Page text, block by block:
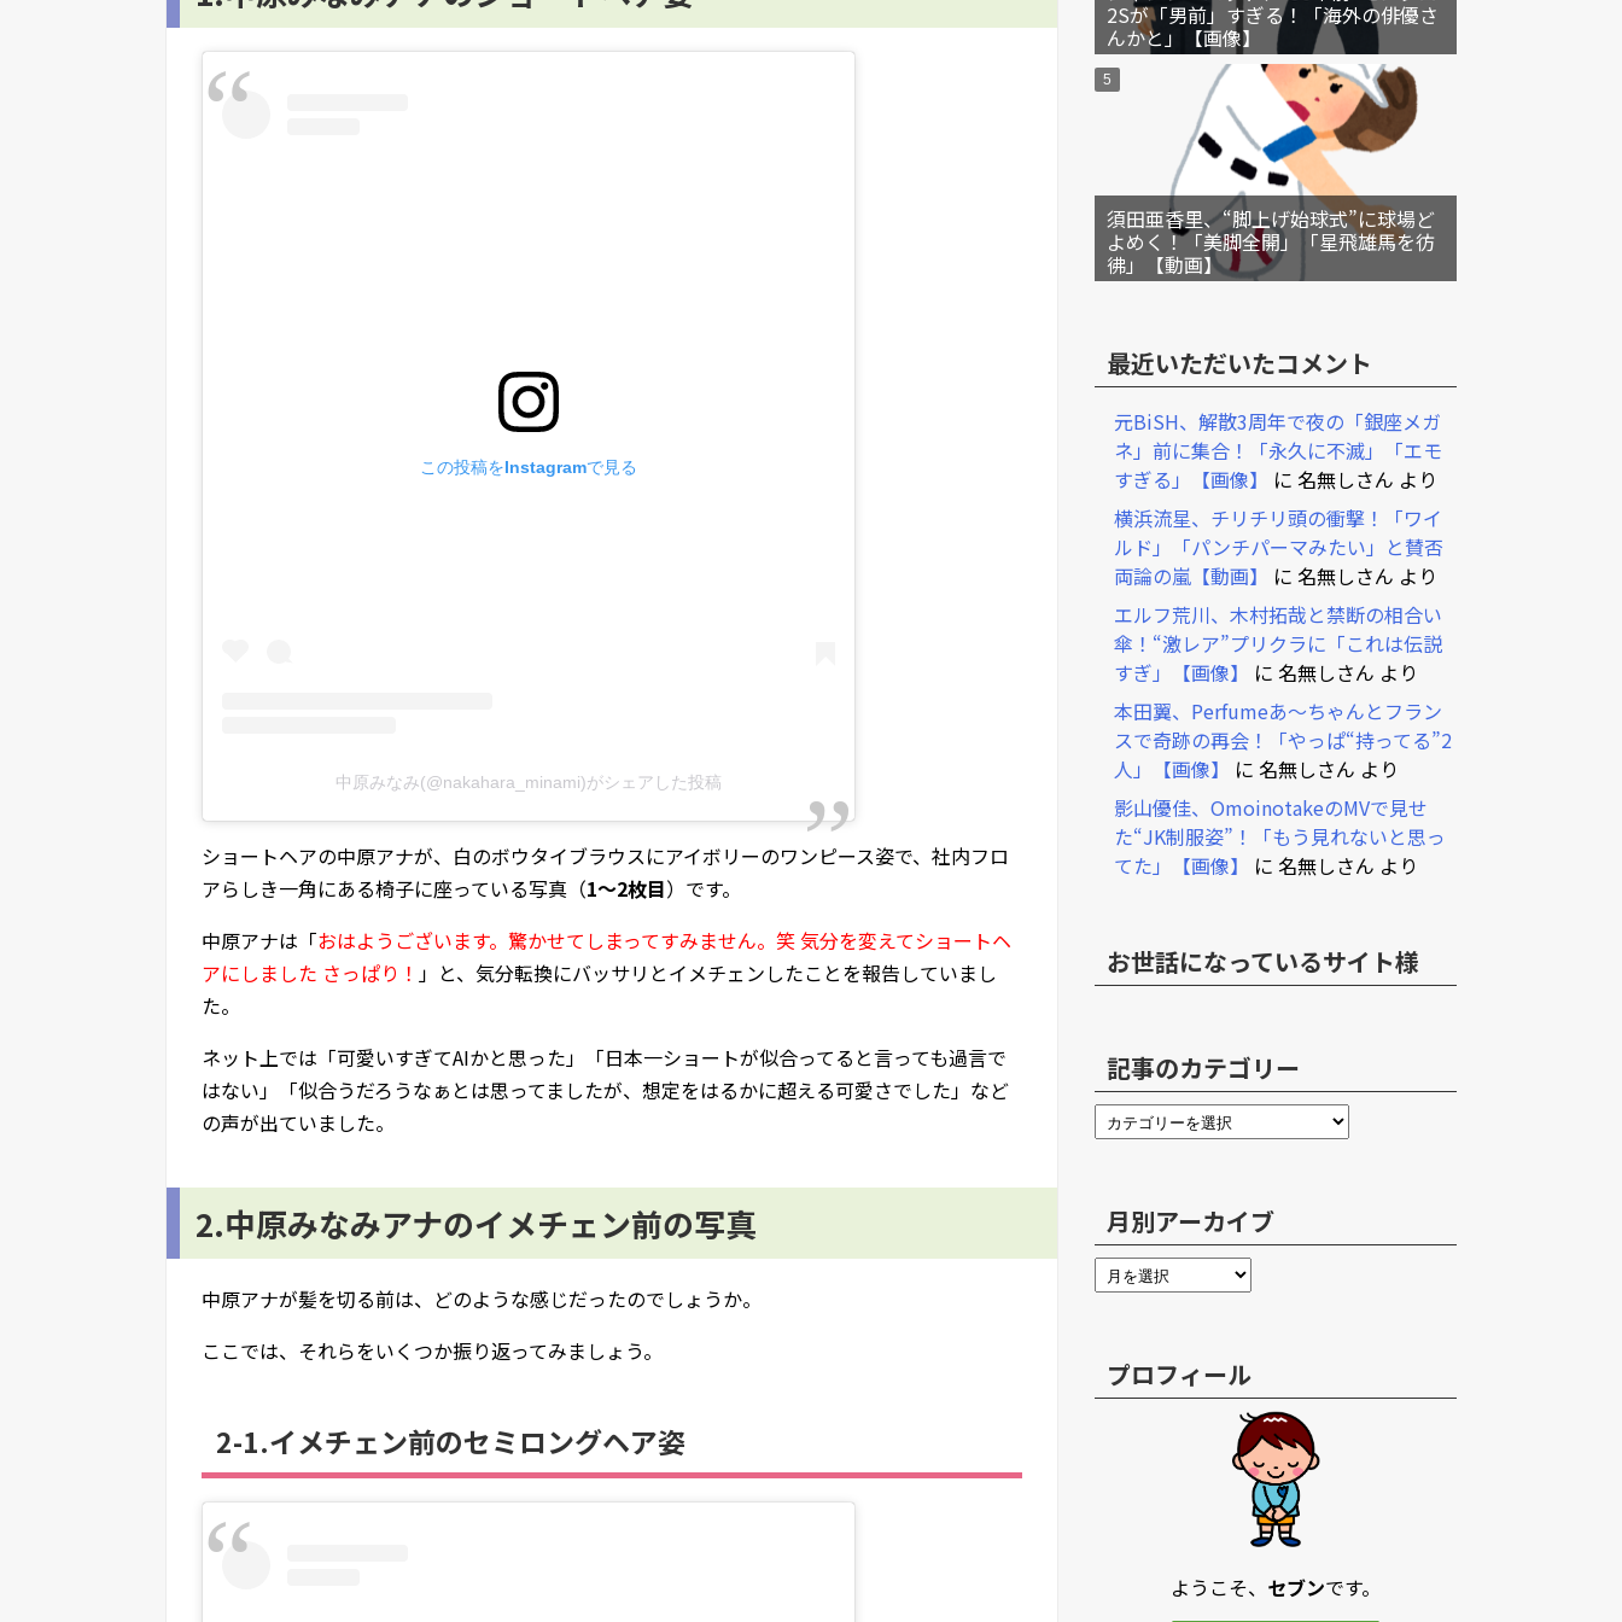
この投稿をInstagramで見る
中原みなみ(@nakahara_minami)がシェアした投稿
ショートヘアの中原アナが、白のボウタイブラウスにアイボリーのワンピース姿で、社内フロ
アらしき一角にある椅子に座っている写真（1～2枚目）です。
中原アナは「おはようございます。驚かせてしまってすみません。笑 気分を変えてショートヘ
アにしました さっぱり！ 」と、気分転換にバッサリとイメチェンしたことを報告していまし
た。
ネット上では「可愛いすぎてAIかと思った」「日本一ショートが似合ってると言っても過言で
はない」「似合うだろうなぁとは思ってましたが、想定をはるかに超える可愛さでした」など
の声が出ていました。
2.中原みなみアナのイメチェン前の写真
中原アナが髪を切る前は、どのような感じだったのでしょうか。
ここでは、それらをいくつか振り返ってみましょう。
2-1.イメチェン前のセミロングヘア姿
2Sが「男前」すぎる！「海外の俳優さ
んかと」【画像】
須田亜香里、“脚上げ始球式”に球場ど
よめく！「美脚全開」「星飛雄馬を彷
彿」【動画】
最近いただいたコメント
元BiSH、解散3周年で夜の「銀座メガ
ネ」前に集合！「永久に不滅」「エモ
すぎる」【画像】
に 名無しさん より
横浜流星、チリチリ頭の衝撃！「ワイ
ルド」「パンチパーマみたい」と賛否
両論の嵐【動画】
に 名無しさん より
エルフ荒川、木村拓哉と禁断の相合い
傘！“激レア”プリクラに「これは伝説
すぎ」【画像】
に 名無しさん より
本田翼、Perfumeあ～ちゃんとフラン
スで奇跡の再会！「やっぱ“持ってる”2
人」【画像】
に 名無しさん より
影山優佳、OmoinotakeのMVで見せ
た“JK制服姿”！「もう見れないと思っ
てた」【画像】
に 名無しさん より
お世話になっているサイト様
記事のカテゴリー
月別アーカイブ
プロフィール
ようこそ、 セブンです。